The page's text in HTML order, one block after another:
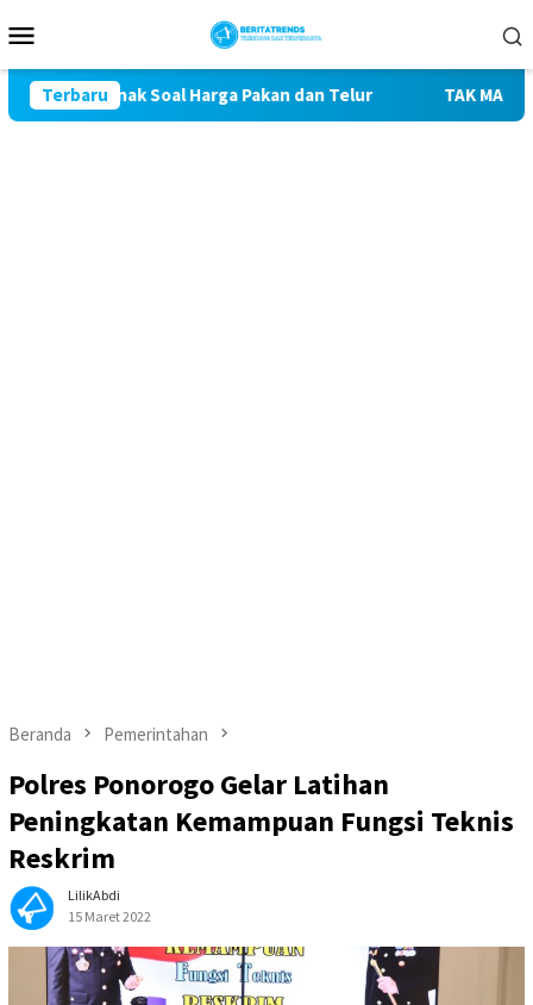
ke
Mobile
TerbaruSoal Harga Pakan dan Telur TAK MAU KALAH
Beranda Pemerintahan
Polres Ponorogo Gelar Latihan
Peningkatan Kemampuan Fungsi Teknis
Reskrim
LilikAbdi
15 Maret 2022